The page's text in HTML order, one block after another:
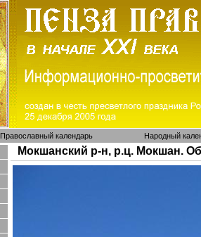
Православный календарь Народный
Мокшанский р-н, р.ц. Мокшан.